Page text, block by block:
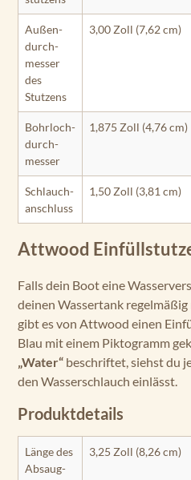
Außen­
durch­
messer
des
Stutzens
3,00 Zoll (7,62 cm)
Bohrloch­
durch­
messer
1,875 Zoll (4,76 cm)
Schlauch­
anschluss
1,50 Zoll (3,81 cm)
Attwood
Falls dein Boot eine
deinen Wassertank
gibt es von Attwood einen
Blau mit einem Piktogramm
„Water“ beschriftet, siehst du
den Wasserschlauch einlässt.
Produktdetails
Länge des
Absaug­
3,25 Zoll (8,26 cm)